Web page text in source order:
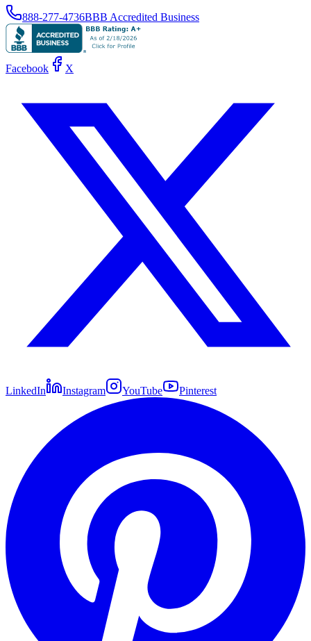
888-277-4736BBB Accredited Business
Facebook X
LinkedIn Instagram YouTube Pinterest